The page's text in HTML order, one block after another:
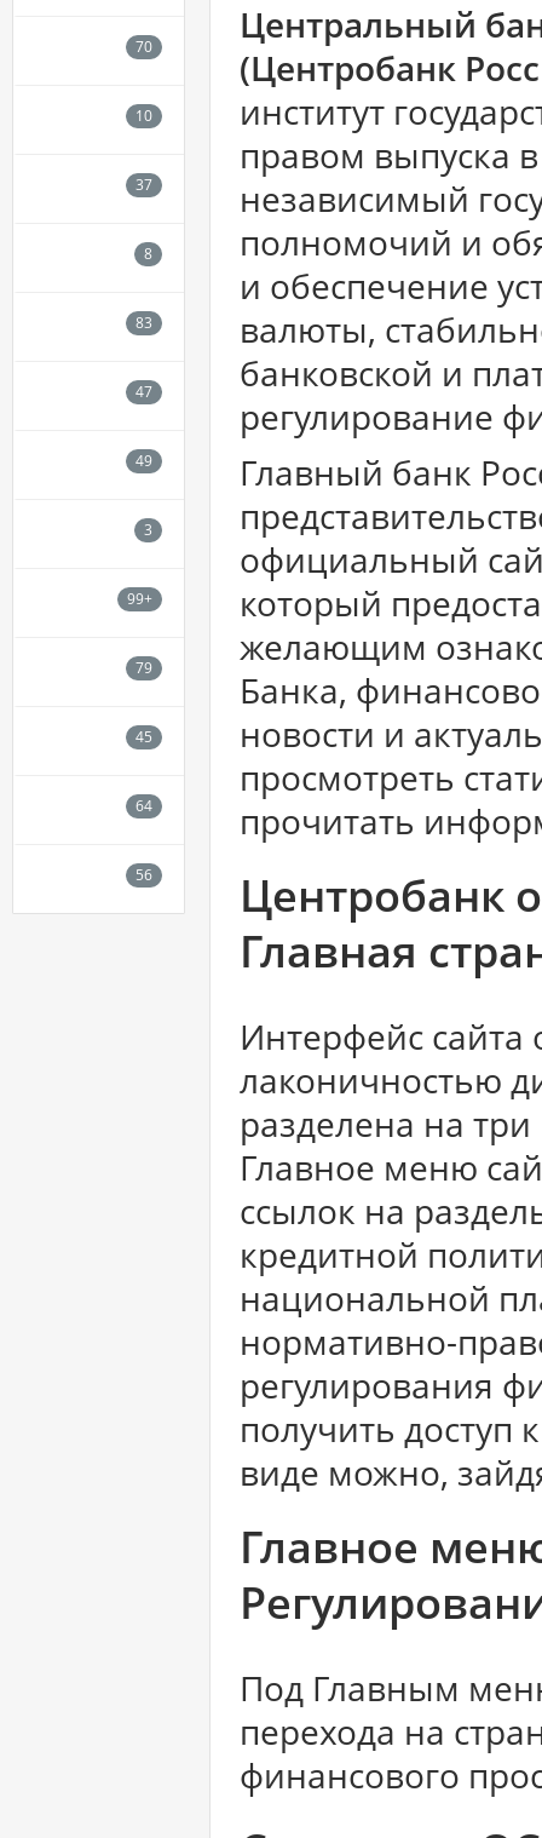
Центральный
(Центробанк
институт
правом выпуска
независимый
полномочий и
и обеспечение
валюты,
банковской и
регулирование
Главный банк
официальный
который
желающим
Банка,
новости и
просмотреть
прочитать
Центробанк
Главная
Интерфейс сайта
лаконичностью
разделена на
Главное меню
ссылок на
кредитной
национальной
нормативно-
регулирования
получить доступ
виде можно,
Главное
Под Главным
перехода на
финансового